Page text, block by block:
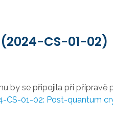
CS-01-02)
by se připojila při přípravě
CS-01-02: Post-quantum